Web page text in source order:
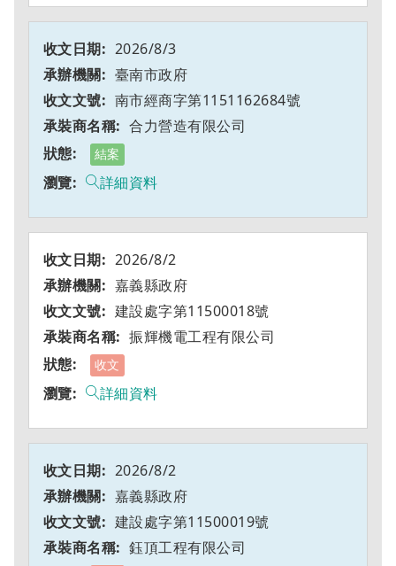
2026/8/3
臺南市政府
南市經商字第1151162684號
合力營造有限公司
結案
詳細資料
2026/8/2
嘉義縣政府
建設處字第11500018號
振輝機電工程有限公司
收文
詳細資料
2026/8/2
嘉義縣政府
建設處字第11500019號
鈺頂工程有限公司